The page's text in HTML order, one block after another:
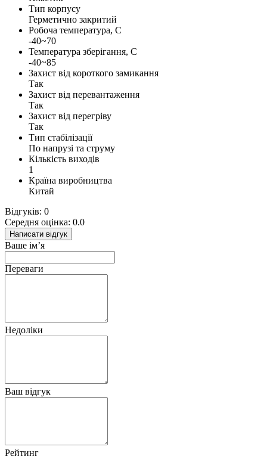
Тип корпусу
Герметично закритий
Робоча температура, С
-40~70
Температура зберігання, С
-40~85
Захист від короткого замикання
Так
Захист від перевантаження
Так
Захист від перегріву
Так
Тип стабілізації
По напрузі та струму
Кількість виходів
1
Країна виробництва
Китай
Відгуків: 0
Середня оцінка: 0.0
Написати відгук
Ваше ім’я
Переваги
Недоліки
Ваш відгук
Рейтинг